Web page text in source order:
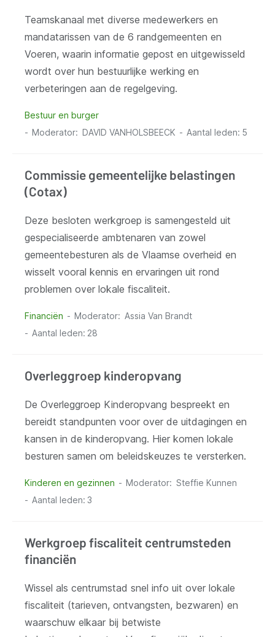
Teamskanaal met diverse medewerkers en
mandatarissen van de 6 randgemeenten en
Voeren, waarin informatie gepost en uitgewisseld
wordt over hun bestuurlijke werking en
verbeteringen aan de regelgeving.
Bestuur en burger
Moderator
DAVID VANHOLSBEECK Aantal leden: 5
Commissie gemeentelijke belastingen
(Cotax)
Deze besloten werkgroep is samengesteld uit
gespecialiseerde ambtenaren van zowel
gemeentebesturen als de Vlaamse overheid en
wisselt vooral kennis en ervaringen uit rond
problemen over lokale fiscaliteit.
Financiën Moderator
Assia Van Brandt
Aantal leden: 28
Overleggroep kinderopvang
De Overleggroep Kinderopvang bespreekt en
bereidt standpunten voor over de uitdagingen en
kansen in de kinderopvang. Hier komen lokale
besturen samen om beleidskeuzes te versterken.
Kinderen en gezinnen Moderator
Steffie Kunnen
Aantal leden: 3
Werkgroep fiscaliteit centrumsteden
financiën
Wissel als centrumstad snel info uit over lokale
fiscaliteit (tarieven, ontvangsten, bezwaren) en
waarschuw elkaar bij betwiste